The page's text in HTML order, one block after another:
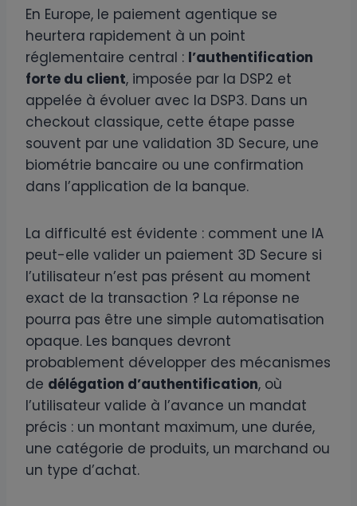
En Europe, le paiement agentique se
heurtera rapidement à un point
réglementaire central : l’authentification
forte du client, imposée par la DSP2 et
appelée à évoluer avec la DSP3. Dans un
checkout classique, cette étape passe
souvent par une validation 3D Secure, une
biométrie bancaire ou une confirmation
dans l’application de la banque.
La difficulté est évidente : comment une IA
peut-elle valider un paiement 3D Secure si
l’utilisateur n’est pas présent au moment
exact de la transaction ? La réponse ne
pourra pas être une simple automatisation
opaque. Les banques devront
probablement développer des mécanismes
de délégation d’authentification, où
l’utilisateur valide à l’avance un mandat
précis : un montant maximum, une durée,
une catégorie de produits, un marchand ou
un type d’achat.